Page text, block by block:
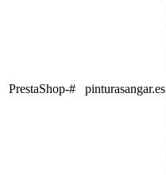
PrestaShop-# pinturasangar.es